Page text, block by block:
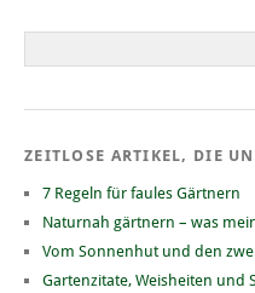
ZEITLOSE ARTIKEL, DIE
7 Regeln für faules Gärtnern
Naturnah gärtnern – was
Vom Sonnenhut und den
Gartenzitate, Weisheiten und